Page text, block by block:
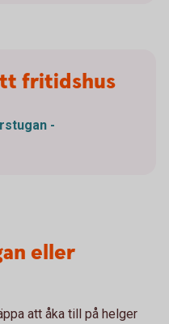
fritidshus
-
eller
att åka till på helger